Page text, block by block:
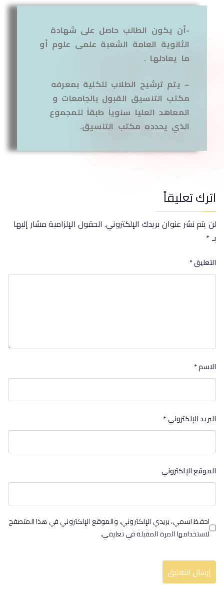
-أن يكون الطالب حاصل على شهادة
الثانوية العامة الشعبة علمى علوم أو
ما يعادلها .
– يتم ترشيح الطلاب للكلية بمعرفه
مكتب التنسيق القبول بالجامعات و
المعاهد العليا سنوياً طبقاً للمجموع
الذي يحدده مكتب التنسيق.
اترك تعليقاً
لن يتم نشر عنوان بريدك الإلكتروني. الحقول الإلزامية مشار إليها
بـ*
التعليق*
الاسم*
البريد الإلكتروني*
الموقع الإلكتروني
احفظ اسمي، بريدي الإلكتروني، والموقع الإلكتروني في هذا المتصفح
لاستخدامها المرة المقبلة في تعليقي.